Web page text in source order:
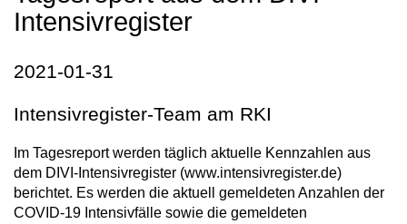
Intensivregister
2021-01-31
Intensivregister-Team am RKI
Im Tagesreport werden täglich aktuelle Kennzahlen aus
dem DIVI-Intensivregister (www.intensivregister.de)
berichtet. Es werden die aktuell gemeldeten Anzahlen der
COVID-19 Intensivfälle sowie die gemeldeten